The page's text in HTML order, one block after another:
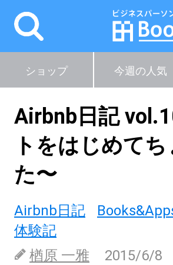
ショップ 今週の人気
Airbnb日記
トをはじめて
た〜
Airbnb日記
体験記
楢原 一雅
2015/6/8